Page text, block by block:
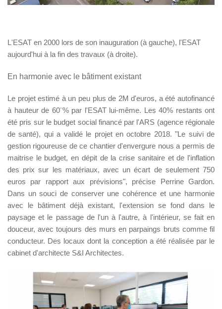
L'ESAT en 2000 lors de son inauguration (à gauche), l'ESAT
aujourd'hui à la fin des travaux (à droite).
En harmonie avec le bâtiment existant
Le projet estimé à un peu plus de 2M d'euros, a été autofinancé
à hauteur de 60¨% par l'ESAT lui-même. Les 40% restants ont
été pris sur le budget social financé par l'ARS (agence régionale
de santé), qui a validé le projet en octobre 2018. "Le suivi de
gestion rigoureuse de ce chantier d'envergure nous a permis de
maitrise le budget, en dépit de la crise sanitaire et de l'inflation
des prix sur les matériaux, avec un écart de seulement 750
euros par rapport aux prévisions", précise Perrine Gardon.
Dans un souci de conserver une cohérence et une harmonie
avec le bâtiment déjà existant, l'extension se fond dans le
paysage et le passage de l'un à l'autre, à l'intérieur, se fait en
douceur, avec toujours des murs en parpaings bruts comme fil
conducteur. Des locaux dont la conception a été réalisée par le
cabinet d'architecte S&I Architectes.